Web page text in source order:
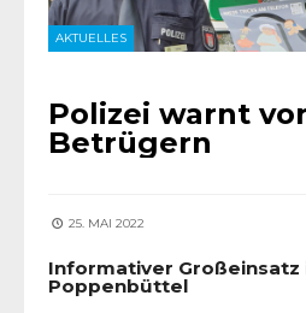
AKTUELLES
Polizei warnt
Betrügern
25. MAI 2022
Informativer Großeinsatz
Poppenbüttel